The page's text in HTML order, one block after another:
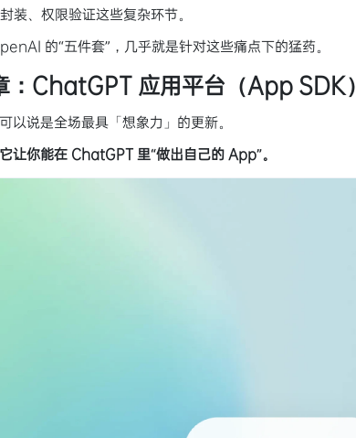
装、权限验证这些复杂环节。
的“五件套”，几乎就是针对这些痛点下的猛药。
：ChatGPT 应用平台（App SDK）
以说是全场最具「想象力」的更新。
让你能在 ChatGPT 里“做出自己的 App”。